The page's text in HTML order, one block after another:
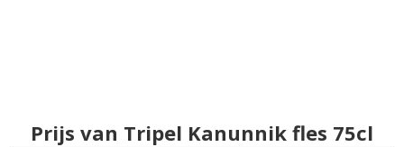
Prijs van Tripel Kanunnik fles 75cl